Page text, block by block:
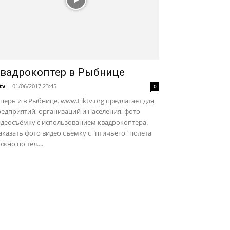
в Рыбнице
- 01/06/2017 23:45 0
и в Рыбнице. www.Liktv.org предлагает для
организаций и населения, фото
с использованием квадрокоптера.
фото видео съёмку с "птичьего" полета
по тел....